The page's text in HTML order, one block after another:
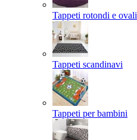
Tappeti rotondi e ovali
Tappeti scandinavi
Tappeti per bambini